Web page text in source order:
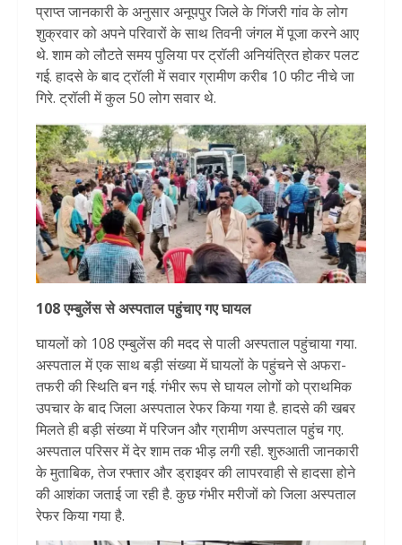
प्राप्त जानकारी के अनुसार अनूपपुर जिले के गिंजरी गांव के लोग
शुक्रवार को अपने परिवारों के साथ तिवनी जंगल में पूजा करने आए
थे. शाम को लौटते समय पुलिया पर ट्रॉली अनियंत्रित होकर पलट
गई. हादसे के बाद ट्रॉली में सवार ग्रामीण करीब 10 फीट नीचे जा
गिरे. ट्रॉली में कुल 50 लोग सवार थे.
108 एम्बुलेंस से अस्पताल पहुंचाए गए घायल
घायलों को 108 एम्बुलेंस की मदद से पाली अस्पताल पहुंचाया गया.
अस्पताल में एक साथ बड़ी संख्या में घायलों के पहुंचने से अफरा-
तफरी की स्थिति बन गई. गंभीर रूप से घायल लोगों को प्राथमिक
उपचार के बाद जिला अस्पताल रेफर किया गया है. हादसे की खबर
मिलते ही बड़ी संख्या में परिजन और ग्रामीण अस्पताल पहुंच गए.
अस्पताल परिसर में देर शाम तक भीड़ लगी रही. शुरुआती जानकारी
के मुताबिक, तेज रफ्तार और ड्राइवर की लापरवाही से हादसा होने
की आशंका जताई जा रही है. कुछ गंभीर मरीजों को जिला अस्पताल
रेफर किया गया है.